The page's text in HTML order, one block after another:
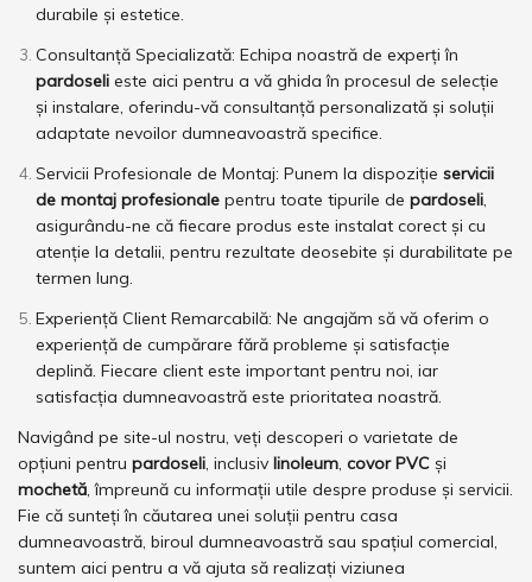
durabile și estetice.
Consultanță Specializată: Echipa noastră de experți în
pardoseli este aici pentru a vă ghida în procesul de selecție
și instalare, oferindu-vă consultanță personalizată și soluții
adaptate nevoilor dumneavoastră specifice.
Servicii Profesionale de Montaj: Punem la dispoziție servicii
de montaj profesionale pentru toate tipurile de pardoseli,
asigurându-ne că fiecare produs este instalat corect și cu
atenție la detalii, pentru rezultate deosebite și durabilitate pe
termen lung.
Experiență Client Remarcabilă: Ne angajăm să vă oferim o
experiență de cumpărare fără probleme și satisfacție
deplină. Fiecare client este important pentru noi, iar
satisfacția dumneavoastră este prioritatea noastră.
Navigând pe site-ul nostru, veți descoperi o varietate de
opțiuni pentru pardoseli, inclusiv linoleum, covor PVC și
mochetă, împreună cu informații utile despre produse și servicii.
Fie că sunteți în căutarea unei soluții pentru casa
dumneavoastră, biroul dumneavoastră sau spațiul comercial,
suntem aici pentru a vă ajuta să realizați viziunea